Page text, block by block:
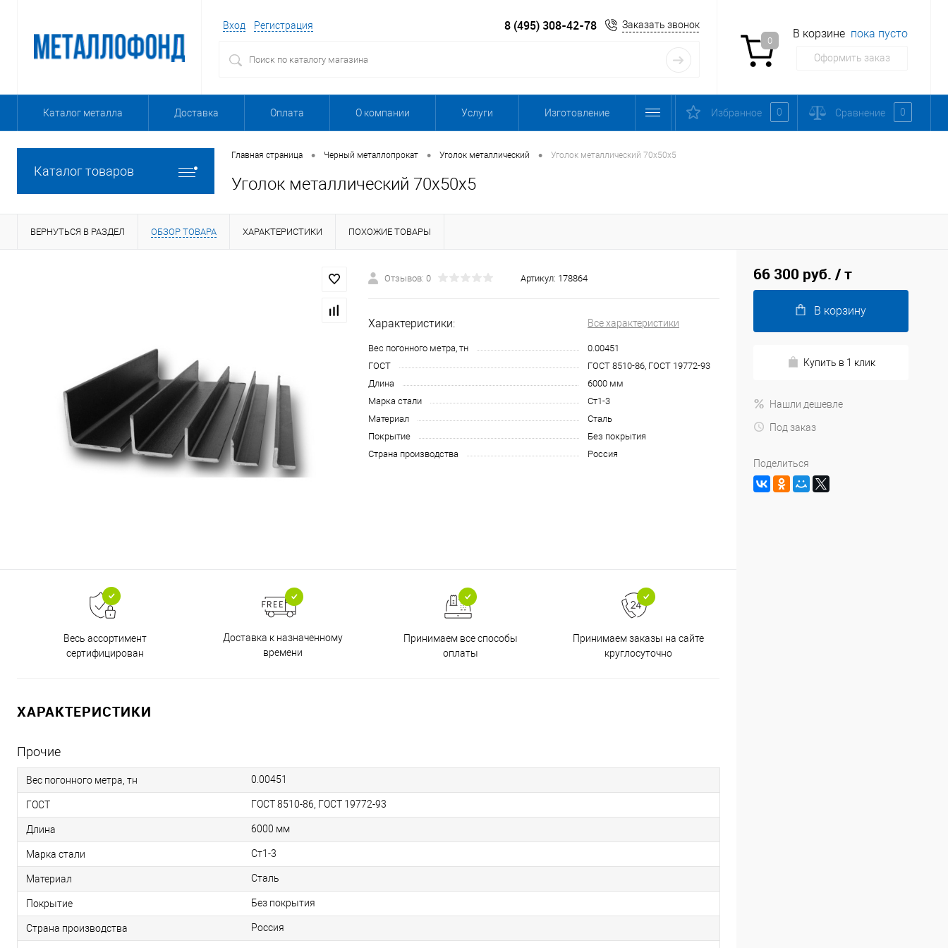
Вход Регистрация 8 (495) 308-42-78 Заказать звонок
0
В корзине пока пусто
Оформить заказ
Каталог металла Доставка Оплата О компании Услуги Изготовление Избранное 0 Сравнение 0
Каталог товаров
Главная страница • Черный металлопрокат • Уголок металлический • Уголок металлический 70х50х5
Уголок металлический 70х50х5
ВЕРНУТЬСЯ В РАЗДЕЛ ОБЗОР ТОВАРА ХАРАКТЕРИСТИКИ ПОХОЖИЕ ТОВАРЫ
Отзывов: 0 Артикул: 178864
Характеристики: Все характеристики
Вес погонного метра, тн
0.00451
ГОСТ
ГОСТ 8510-86, ГОСТ 19772-93
Длина
6000 мм
Марка стали
Ст1-3
Материал
Сталь
Покрытие
Без покрытия
Страна производства
Россия
Весь ассортимент
сертифицирован
Доставка к назначенному
времени
Принимаем все способы
оплаты
Принимаем заказы на сайте
круглосуточно
ХАРАКТЕРИСТИКИ
Прочие
Вес погонного метра, тн 0.00451
ГОСТ ГОСТ 8510-86, ГОСТ 19772-93
Длина 6000 мм
Марка стали Ст1-3
Материал Сталь
Покрытие Без покрытия
Страна производства Россия
66 300 руб. / т
В корзину
Купить в 1 клик
Нашли дешевле
Под заказ
Поделиться